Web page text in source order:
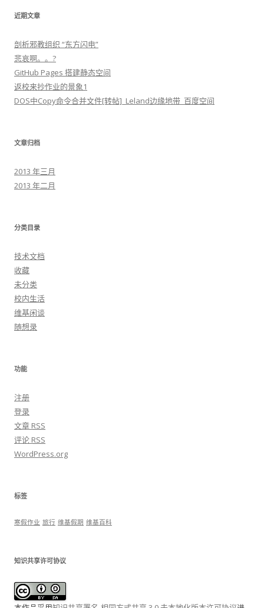
近期文章
剖析邪教组织 “东方闪电”
悲哀啊。。?
GitHub Pages 搭建静态空间
返校来抄作业的景象1
DOS中Copy命令合并文件[转帖]_Leland边缘地带_百度空间
文章归档
2013 年三月
2013 年二月
分类目录
技术文档
收藏
未分类
校内生活
维基闲谈
随想录
功能
注册
登录
文章 RSS
评论 RSS
WordPress.org
标签
寒假作业 旅行 维基假期 维基百科
知识共享许可协议